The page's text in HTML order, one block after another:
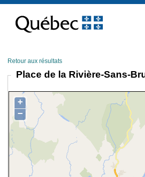
contenu
Retour aux résultats
Place de la Rivière-Sans-
+
−